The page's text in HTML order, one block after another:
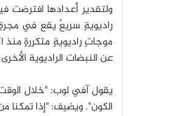
ولتقدير أعدادها افترضت
راديويةٍ سريعٌ يقع في
عن النبضات الراديوية
يقول آفي لوب: "خلال
الكون". ويضيف: "إذا